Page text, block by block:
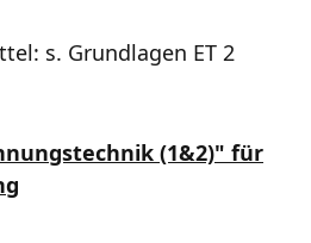
s. Grundlagen ET 2
(1&2)" für